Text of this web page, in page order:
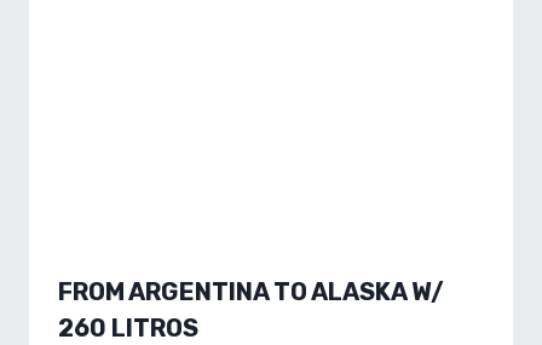
FROM ARGENTINA TO ALASKA W/
260 LITROS